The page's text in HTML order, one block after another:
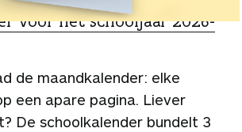
voor het schooljaar 2026-
de maandkalender: elke
een apare pagina. Liever
De schoolkalender bundelt 3